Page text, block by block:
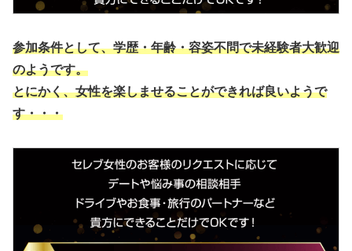
参加条件として、学歴・年齢・容姿不問で未経験者大歓迎
のようです。
とにかく、女性を楽しませることができれば良いようで
す・・・